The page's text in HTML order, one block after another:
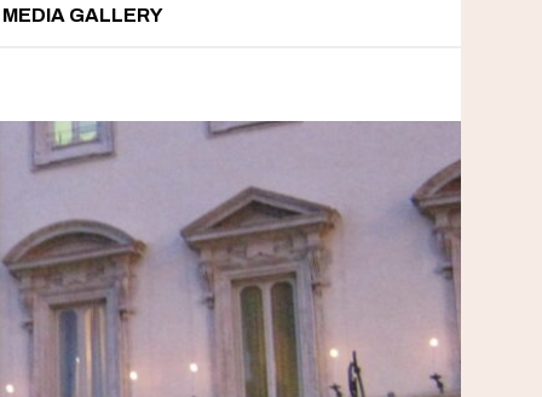
MEDIA GALLERY